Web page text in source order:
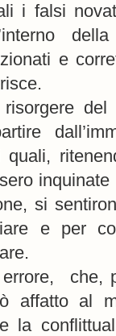
i falsi
e
si
e per
che,
affatto al
la